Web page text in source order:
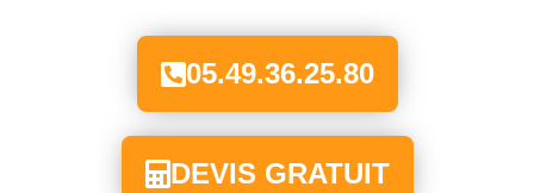
05.49.36.25.80
DEVIS GRATUIT